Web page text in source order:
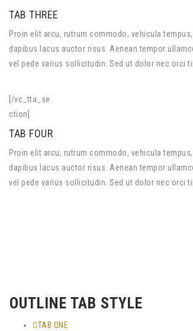
TAB THREE
Proin elit arcu, rutrum commodo, vehicula
dapibus lacus auctor risus. Aenean tempor
vel pede varius sollicitudin. Sed ut dolor nec orci
[/vc_tta_se
ction]
TAB FOUR
Proin elit arcu, rutrum commodo, vehicula
dapibus lacus auctor risus. Aenean tempor
vel pede varius sollicitudin. Sed ut dolor nec orci
OUTLINE TAB STYLE
TAB ONE